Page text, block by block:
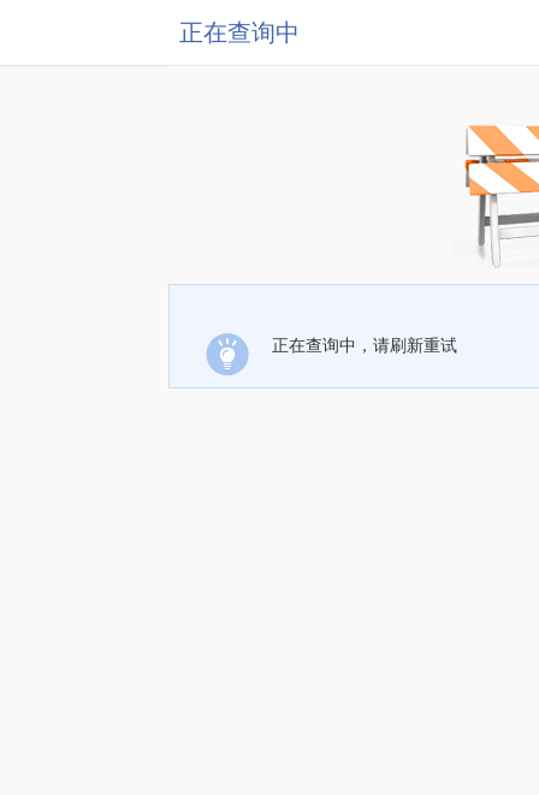
正在查询中
正在查询中，请刷新重试